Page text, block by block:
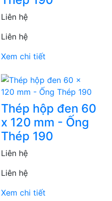
Liên hệ
Liên hệ
Xem chi tiết
Thép hộp đen 60
x 120 mm - Ống
Thép 190
Liên hệ
Liên hệ
Xem chi tiết